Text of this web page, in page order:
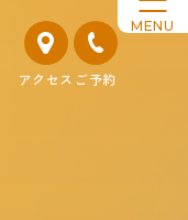
アクセス ご予約
MENU